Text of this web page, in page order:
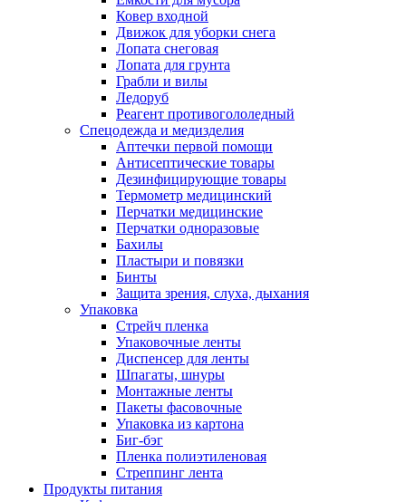
Ковер входной
Движок для уборки снега
Лопата снеговая
Лопата для грунта
Грабли и вилы
Ледоруб
Реагент противогололедный
Спецодежда и медизделия
Аптечки первой помощи
Антисептические товары
Дезинфицирующие товары
Термометр медицинский
Перчатки медицинские
Перчатки одноразовые
Бахилы
Пластыри и повязки
Бинты
Защита зрения, слуха, дыхания
Упаковка
Стрейч пленка
Упаковочные ленты
Диспенсер для ленты
Шпагаты, шнуры
Монтажные ленты
Пакеты фасовочные
Упаковка из картона
Биг-бэг
Пленка полиэтиленовая
Стреппинг лента
Продукты питания